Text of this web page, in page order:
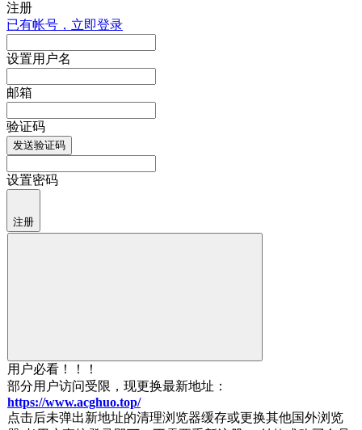
注册
已有帐号，立即登录
设置用户名
邮箱
验证码
发送验证码
设置密码
注册
用户必看！！！
部分用户访问受限，现更换最新地址：
https://www.acghuo.top/
点击后未弹出新地址的清理浏览器缓存或更换其他国外浏览